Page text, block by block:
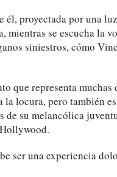
él, proyectada por una
mientras se escucha la
siniestros, cómo
que representa
la locura, pero también
de su melancólica
ser una experiencia